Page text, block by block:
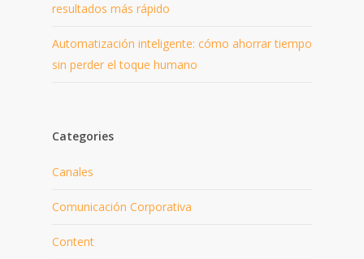
resultados más rápido
Automatización inteligente: cómo ahorrar tiempo
sin perder el toque humano
Categories
Canales
Comunicación Corporativa
Content